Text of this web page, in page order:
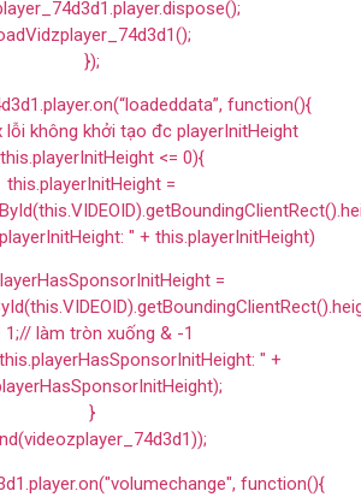
});
function(){
lỗi không khởi tạo đc playerInitHeight
<= 0){
this.playerInitHeight =
" + this.playerInitHeight)
=
1;// làm tròn xuống & -1
" +
}
function(){